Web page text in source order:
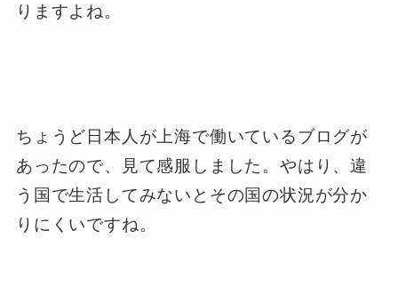
りますよね。
ちょうど日本人が上海で働いているブログが
あったので、見て感服しました。やはり、違
う国で生活してみないとその国の状況が分か
りにくいですね。